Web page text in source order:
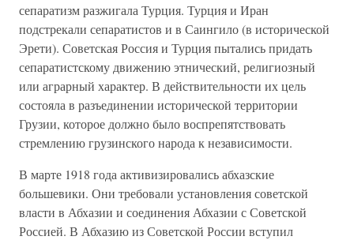
сепаратизм разжигала Турция. Турция и Иран
подстрекали сепаратистов и в Саингило (в исторической
Эрети). Советская Россия и Турция пытались придать
сепаратистскому движению этнический, религиозный
или аграрный характер. В действительности их цель
состояла в разъединении исторической территории
Грузии, которое должно было воспрепятствовать
стремлению грузинского народа к независимости.
В марте 1918 года активизировались абхазские
большевики. Они требовали установления советской
власти в Абхазии и соединения Абхазии с Советской
Россией. В Абхазию из Советской России вступил